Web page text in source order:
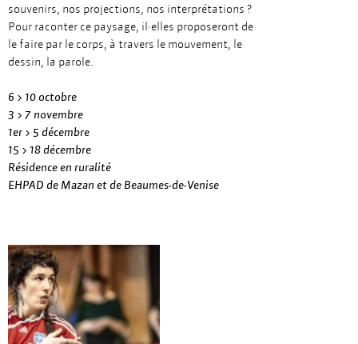
souvenirs, nos projections, nos interprétations ?
Pour raconter ce paysage, il·elles proposeront de
le faire par le corps, à travers le mouvement, le
dessin, la parole.
6 > 10 octobre
3 > 7 novembre
1er > 5 décembre
15 > 18 décembre
Résidence en ruralité
EHPAD de Mazan et de Beaumes-de-Venise